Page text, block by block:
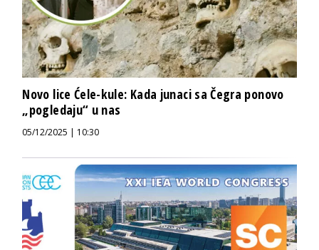
Novo lice Ćele-kule: Kada junaci sa Čegra ponovo
„pogledaju“ u nas
05/12/2025 | 10:30